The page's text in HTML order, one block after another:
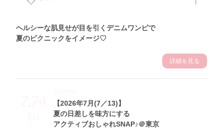
ヘルシーな肌見せが目を引くデニムワンピで
夏のピクニックをイメージ♡
詳細を見る
7.24
Fri
【2026年7月(7／13)】
夏の日差しを味方にする
アクティブおしゃれSNAP♪＠東京
Theme